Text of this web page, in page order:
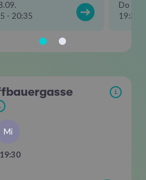
- 20:35
Do
19:35
i
Mi